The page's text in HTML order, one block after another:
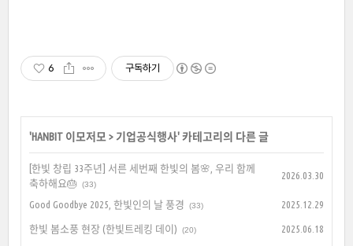
6 구독하기
'HANBIT 이모저모 > 기업공식행사' 카테고리의 다른 글
[한빛 창립 33주년] 서른 세번째 한빛의 봄🌸, 우리 함께
축하해요🎂
(33)
2026.03.30
Good Goodbye 2025, 한빛인의 날 풍경 (33) 2025.12.29
한빛 봄소풍 현장 (한빛트레킹 데이) (20) 2025.06.18